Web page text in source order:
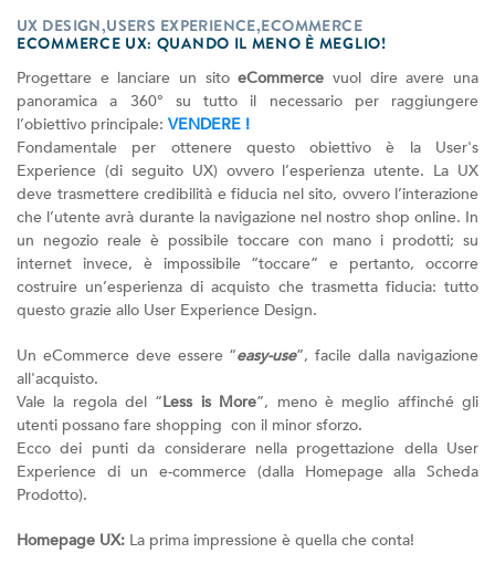
UX DESIGN,USERS EXPERIENCE,ECOMMERCE
ECOMMERCE UX: QUANDO IL MENO È MEGLIO!
Progettare e lanciare un sitoeCommerce vuol dire avere una
panoramica a 360° su tutto il necessario per raggiungere
l’obiettivo principale: VENDERE !
Fondamentale per ottenere questo obiettivo è la User's
Experience (di seguito UX) ovvero l’esperienza utente. La UX
deve trasmettere credibilità e fiducia nel sito, ovvero l’interazione
che l’utente avrà durante la navigazione nel nostro shop online. In
un negozio reale è possibile toccare con mano i prodotti; su
internet invece, è impossibile “toccare” e pertanto, occorre
costruire un’esperienza di acquisto che trasmetta fiducia: tutto
questo grazie allo User Experience Design.
Un eCommerce deve essere “easy-use”, facile dalla navigazione
all'acquisto.
Vale la regola del “Less is More”, meno è meglio affinché gli
utenti possano fare shopping con il minor sforzo.
Ecco dei punti da considerare nella progettazione della User
Experience di un e-commerce (dalla Homepage alla Scheda
Prodotto).
Homepage UX: La prima impressione è quella che conta!